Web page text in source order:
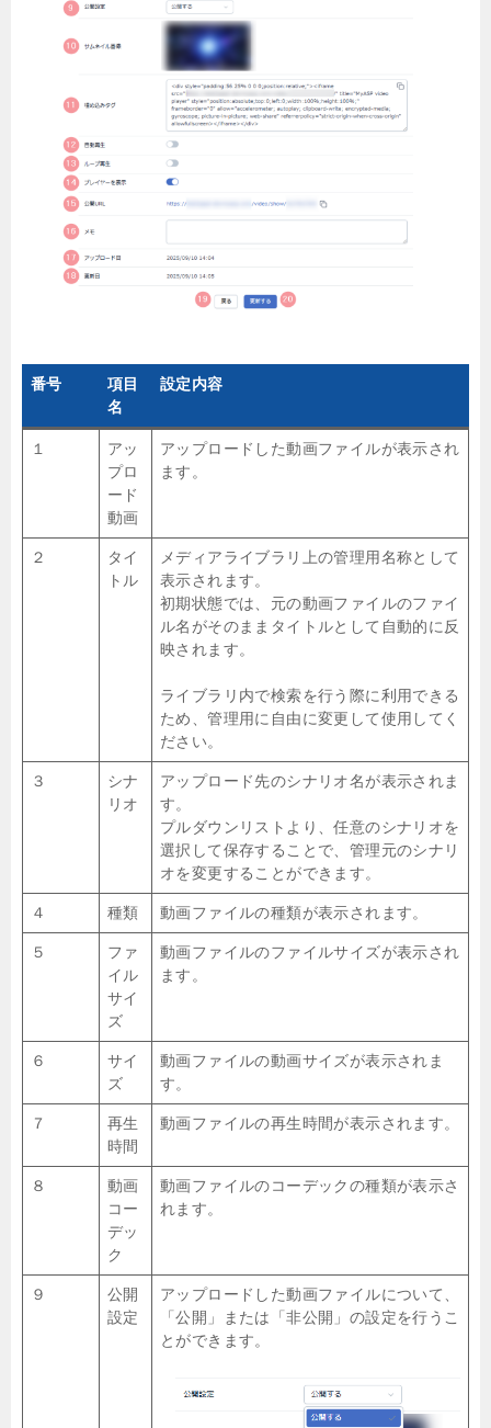
番号
項目
名
設定内容
１
アッ
プロ
ード
動画
アップロードした動画ファイルが表示され
ます。
２
タイ
トル
メディアライブラリ上の管理用名称として
表示されます。
初期状態では、元の動画ファイルのファイ
ル名がそのままタイトルとして自動的に反
映されます。
ライブラリ内で検索を行う際に利用できる
ため、管理用に自由に変更して使用してく
ださい。
３
シナ
リオ
アップロード先のシナリオ名が表示されま
す。
プルダウンリストより、任意のシナリオを
選択して保存することで、管理元のシナリ
オを変更することができます。
４ 種類 動画ファイルの種類が表示されます。
５
ファ
イル
サイ
ズ
動画ファイルのファイルサイズが表示され
ます。
６
サイ
ズ
動画ファイルの動画サイズが表示されま
す。
７
再生
時間
動画ファイルの再生時間が表示されます。
８
動画
コー
デッ
ク
動画ファイルのコーデックの種類が表示さ
れます。
９
公開
設定
アップロードした動画ファイルについて、
「公開」または「非公開」の設定を行うこ
とができます。